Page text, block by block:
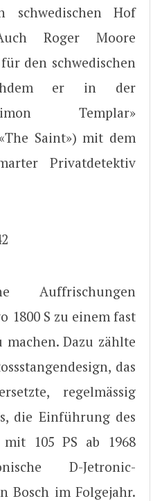
Hof
Roger Moore
den schwedischen
er in der
Templar»
Saint») mit dem
Privatdetektiv
Auffrischungen
1800 S zu einem fast
Dazu zählte
das
regelmässig
die Einführung des
mit 105 PS ab 1968
D-Jetronic-
Bosch im Folgejahr.